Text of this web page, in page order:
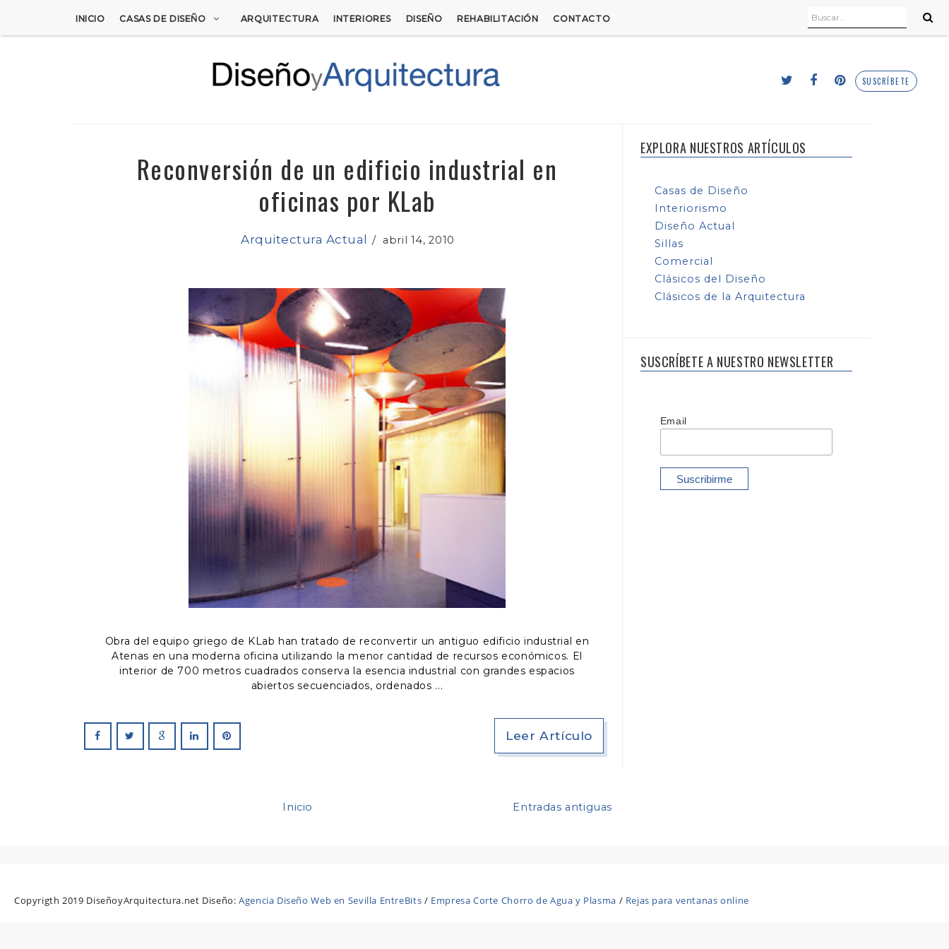
INICIO CASAS DE DISEÑO ARQUITECTURA INTERIORES DISEÑO REHABILITACIÓN CONTACTO
SUSCRÍBETE
Reconversión de un edificio industrial en
oficinas por KLab
Arquitectura Actual /abril 14, 2010
Obra del equipo griego de KLab han tratado de reconvertir un antiguo edificio industrial en
Atenas en una moderna oficina utilizando la menor cantidad de recursos económicos. El
interior de 700 metros cuadrados conserva la esencia industrial con grandes espacios
abiertos secuenciados, ordenados
Leer Artículo
Entradas antiguas
Inicio
EXPLORA NUESTROS ARTÍCULOS
Casas de Diseño
Interiorismo
Diseño Actual
Sillas
Comercial
Clásicos del Diseño
Clásicos de la Arquitectura
SUSCRÍBETE A NUESTRO NEWSLETTER
Email
Copyrigth 2019 DiseñoyArquitectura.net Diseño:Agencia Diseño Web en Sevilla EntreBits / Empresa Corte Chorro de Agua y Plasma / Rejas para ventanas online